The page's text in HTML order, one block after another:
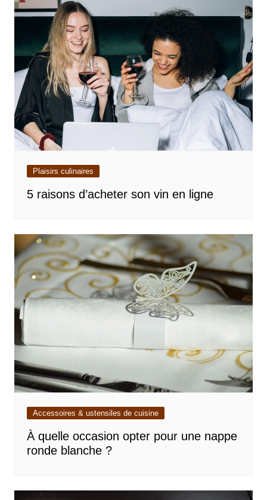
Plaisirs culinaires
5 raisons d’acheter son vin en ligne
Accessoires & ustensiles de cuisine
À quelle occasion opter pour une nappe
ronde blanche ?